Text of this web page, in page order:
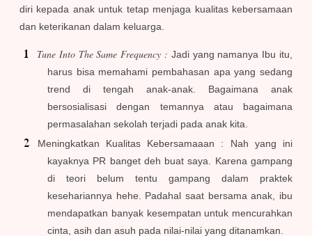
diri kepada anak untuk tetap menjaga kualitas kebersamaan
dan keterikanan dalam keluarga.
Tune Into The Same Frequency : Jadi yang namanya Ibu itu,
harus bisa memahami pembahasan apa yang sedang
trend di tengah anak-anak. Bagaimana anak
bersosialisasi dengan temannya atau bagaimana
permasalahan sekolah terjadi pada anak kita.
Meningkatkan Kualitas Kebersamaaan : Nah yang ini
kayaknya PR banget deh buat saya. Karena gampang
di teori belum tentu gampang dalam praktek
kesehariannya hehe. Padahal saat bersama anak, ibu
mendapatkan banyak kesempatan untuk mencurahkan
cinta, asih dan asuh pada nilai-nilai yang ditanamkan.